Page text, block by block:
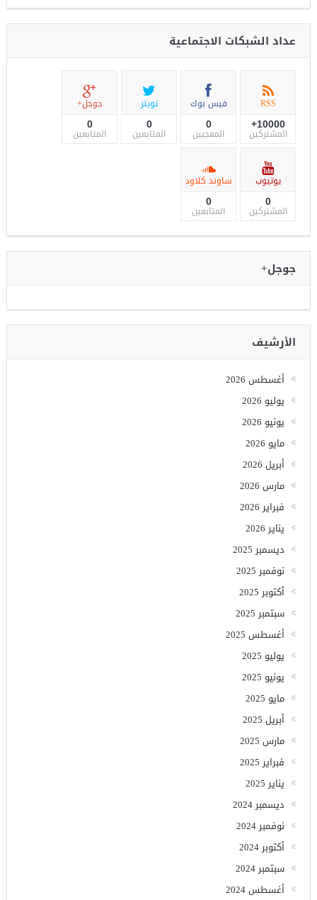
عداد الشبكات الاجتماعية
RSS
10000+
المشتركين
فيس بوك
0
المعجبين
تويتر
0
المتابعين
جوجل+
0
المتابعين
يوتيوب
0
المشتركين
ساوند كلاود
0
المتابعين
جوجل+
الأرشيف
أغسطس 2026
يوليو 2026
يونيو 2026
مايو 2026
أبريل 2026
مارس 2026
فبراير 2026
يناير 2026
ديسمبر 2025
نوفمبر 2025
أكتوبر 2025
سبتمبر 2025
أغسطس 2025
يوليو 2025
يونيو 2025
مايو 2025
أبريل 2025
مارس 2025
فبراير 2025
يناير 2025
ديسمبر 2024
نوفمبر 2024
أكتوبر 2024
سبتمبر 2024
أغسطس 2024